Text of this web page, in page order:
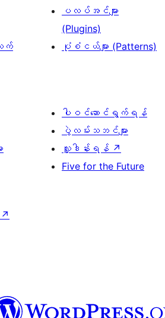
က်
ပလပ်အင်များ
(Plugins)
ပုံစံငယ်များ (Patterns)
ပါဝင်ဆောင်ရွက်ရန်
ပွဲလမ်းသဘင်များ
လှူဒါန်းရန် ↗
Five for the Future
↗